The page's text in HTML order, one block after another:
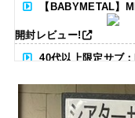
【BABYMETAL】
開封レビュー!
40代以上限定サブ
る人いる？ 【海外の反